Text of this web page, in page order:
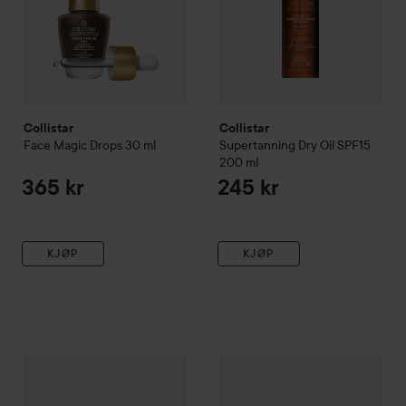
Collistar
Face Magic Drops 30 ml
365 kr
KJØP
Collistar
Supertanning Dry Oil SPF15
200 ml
245 kr
KJØP